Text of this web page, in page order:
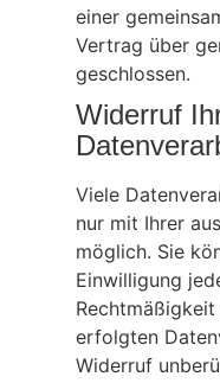
einer
Vertrag über
geschlossen.
Widerruf
Viele
nur mit Ihrer
möglich. Sie
Einwilligung
erfolgten
Widerruf